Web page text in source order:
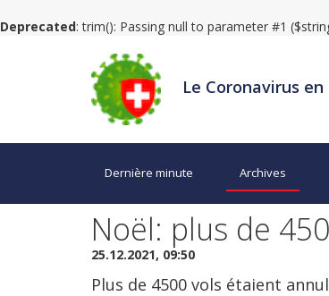
Deprecated: trim(): Passing null to parameter #1
Le Coronavirus en
Dernière minute Archives
Noël: plus de
25.12.2021, 09:50
Plus de 4500 vols étaient